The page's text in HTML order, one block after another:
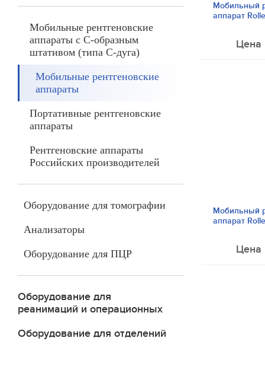
Мобильные рентгеновские
аппараты с С-образным
штативом (типа С-дуга)
Мобильные рентгеновские
аппараты
Портативные рентгеновские
аппараты
Рентгеновские аппараты
Российских производителей
Оборудование для томографии
Анализаторы
Оборудование для ПЦР
Оборудование для
реанимаций и операционных
Оборудование для отделений
Мобильный
аппарат
Цена
Мобильный
аппарат
Цена